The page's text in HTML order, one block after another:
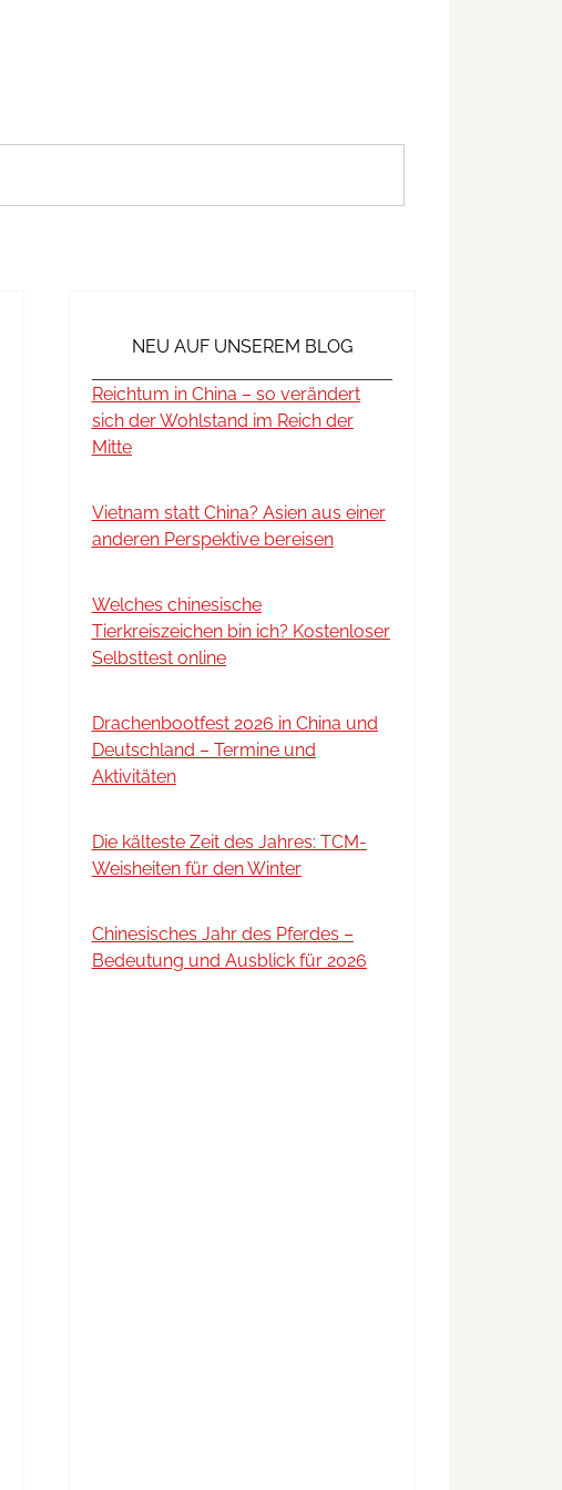
NEU AUF UNSEREM BLOG
Reichtum in China – so verändert
sich der Wohlstand im Reich der
Mitte
Vietnam statt China? Asien aus einer
anderen Perspektive bereisen
Welches chinesische
Tierkreiszeichen bin ich? Kostenloser
Selbsttest online
Drachenbootfest 2026 in China und
Deutschland – Termine und
Aktivitäten
Die kälteste Zeit des Jahres: TCM-
Weisheiten für den Winter
Chinesisches Jahr des Pferdes –
Bedeutung und Ausblick für 2026